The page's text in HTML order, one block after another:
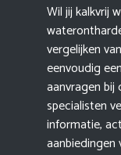
Wil jij kalkvrij
vergelijken
eenvoudig
aanvragen bij
specialisten
informatie,
aanbiedingen